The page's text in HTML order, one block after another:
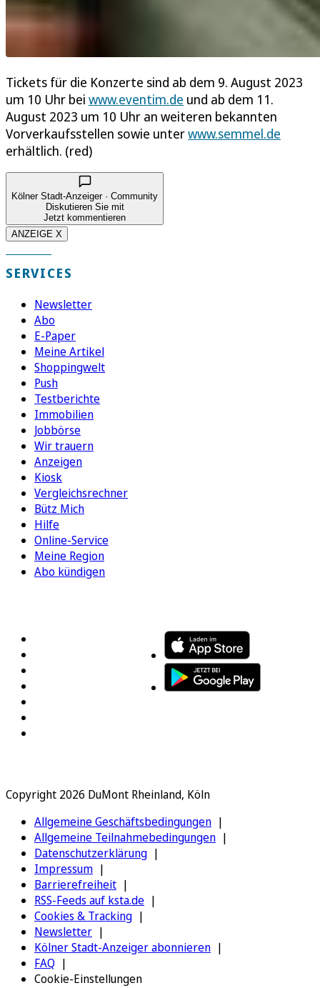
Tickets für die Konzerte sind ab dem 9. August 2023
um 10 Uhr bei www.eventim.de und ab dem 11.
August 2023 um 10 Uhr an weiteren bekannten
Vorverkaufsstellen sowie unterwww.semmel.de
erhältlich. (red)
Kölner Stadt-Anzeiger · Community
Diskutieren Sie mit
Jetzt kommentieren
ANZEIGE X
SERVICES
Newsletter
Abo
E-Paper
Meine Artikel
Shoppingwelt
Push
Testberichte
Immobilien
Jobbörse
Wir trauern
Anzeigen
Kiosk
Vergleichsrechner
Bütz Mich
Hilfe
Online-Service
Meine Region
Abo kündigen
Copyright 2026 DuMont Rheinland, Köln
Allgemeine Geschäftsbedingungen
Allgemeine Teilnahmebedingungen
Datenschutzerklärung
Impressum
Barrierefreiheit
RSS-Feeds auf ksta.de
Cookies & Tracking
Newsletter
Kölner Stadt-Anzeiger abonnieren
FAQ
Cookie-Einstellungen